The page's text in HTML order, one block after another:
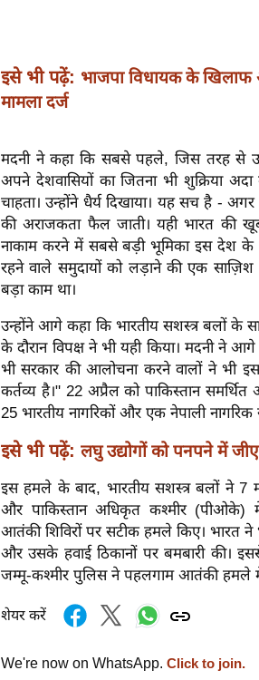
इसे भी पढ़ें: भाजपा विधायक के खिलाफ
मामला दर्ज
मदनी ने कहा कि सबसे पहले, जिस तरह से
अपने देशवासियों का जितना भी शुक्रिया
चाहता। उन्होंने धैर्य दिखाया। यह सच है -
की अराजकता फैल जाती। यही भारत की
नाकाम करने में सबसे बड़ी भूमिका इस देश के
रहने वाले समुदायों को लड़ाने की एक
बड़ा काम था।
उन्होंने आगे कहा कि भारतीय सशस्त्र बलों के
के दौरान विपक्ष ने भी यही किया। मदनी
भी सरकार की आलोचना करने वालों ने भी
कर्तव्य है।" 22 अप्रैल को पाकिस्तान
25 भारतीय नागरिकों और एक नेपाली
इसे भी पढ़ें: लघु उद्योगों को पनपने में
इस हमले के बाद, भारतीय सशस्त्र बलों ने
और पाकिस्तान अधिकृत कश्मीर (पीओके)
आतंकी शिविरों पर सटीक हमले किए। भारत ने
और उसके हवाई ठिकानों पर बमबारी की।
जम्मू-कश्मीर पुलिस ने पहलगाम आतंकी हमले में
शेयर करें
We're now on WhatsApp. Click to join.